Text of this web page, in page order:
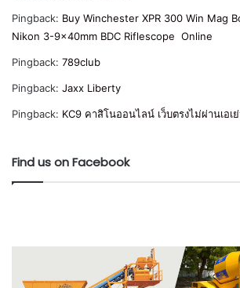
Pingback: Buy Winchester XPR 300 Win Mag
Nikon 3-9x40mm BDC Riflescope Online
Pingback: 789club
Pingback: Jaxx Liberty
Pingback: KC9 คาสิโนออนไลน์ เว็บตรงไม่ผ่านเอเ
Find us on Facebook